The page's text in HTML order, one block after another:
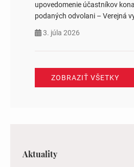
upovedomenie účastníkov
podaných odvolani – Verejná
3. júla 2026
ZOBRAZIŤ VŠETKY
Aktuality